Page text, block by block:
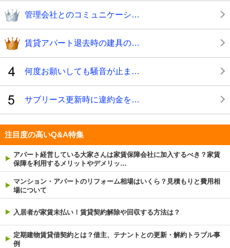
管理会社とのコミュニケーシ…
賃貸アパート退去時の建具の…
何度お願いしても騒音が止ま…
サブリース更新時に違約金を…
注目度の高いQ&A特集
アパート経営している大家さんは家賃保障会社に加入するべき？家賃
保障を利用するメリットやデメリッ…
マンション・アパートのリフォーム相場はいくら？見積もりと費用相
場について
入居者が家賃未払い！賃貸契約解除や回収する方法は？
定期建物賃貸借契約とは？借主、テナントとの更新・解約トラブル事
例